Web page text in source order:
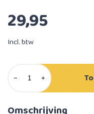
29,95
Incl. btw
− +
Omschrijving